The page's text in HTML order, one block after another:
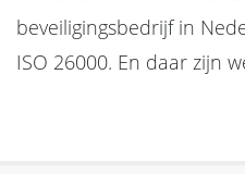
beveiligingsbedrijf in
ISO 26000. En daar zijn